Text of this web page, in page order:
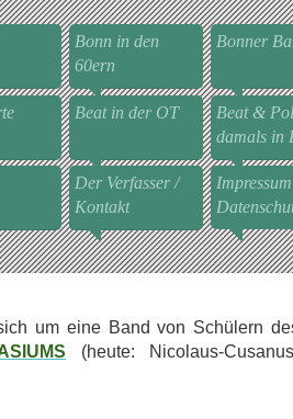
Bonn in den
60ern
Bonner
Beat in der OT
Beat &
damals in
Der Verfasser /
Kontakt
um eine Band von Schülern
(heute: Nicolaus-